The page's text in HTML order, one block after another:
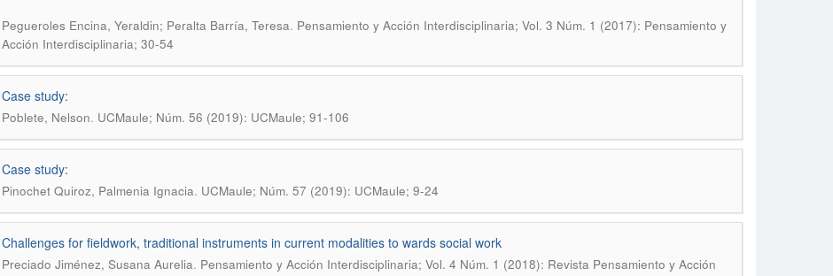
Pegueroles Encina, Yeraldin; Peralta Barría, Teresa. Pensamiento y Acción Interdisciplinaria; Vol. 3 Núm. 1 (2017): Pensamiento y
Acción Interdisciplinaria; 30-54
Case study:
Poblete, Nelson. UCMaule; Núm. 56 (2019): UCMaule; 91-106
Case study:
Pinochet Quiroz, Palmenia Ignacia. UCMaule; Núm. 57 (2019): UCMaule; 9-24
Challenges for fieldwork, traditional instruments in current modalities to wards social work
Preciado Jiménez, Susana Aurelia. Pensamiento y Acción Interdisciplinaria; Vol. 4 Núm. 1 (2018): Revista Pensamiento y Acción